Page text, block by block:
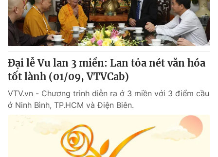
Đại lễ Vu lan 3 miền: Lan tỏa nét văn hóa
tốt lành (01/09, VTVCab)
VTV.vn - Chương trình diễn ra ở 3 miền với 3 điểm cầu
ở Ninh Bình, TP.HCM và Điện Biên.